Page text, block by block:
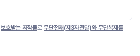
보호받는 저작물로 무단전재(제3자전달)와 무단복제를